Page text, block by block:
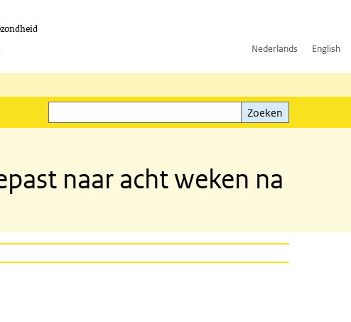
Nederlands English
Zoeken
Zoeken
naar acht weken na